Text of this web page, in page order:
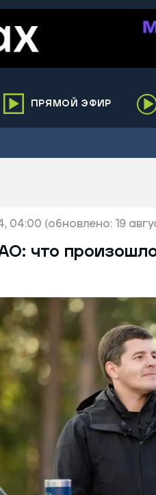
район
район
район
район
ПРЯМОЙ ЭФИР
04:00 (обновлено: 19
что